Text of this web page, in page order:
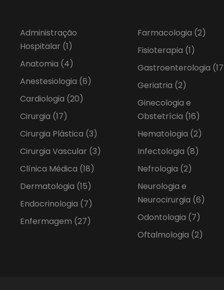
Administração
Hospitalar (1)
Anatomia (4)
Anestesiologia (6)
Cardiologia (20)
Cirurgia (17)
Cirurgia Plástica (3)
Cirurgia Vascular (3)
Clínica Médica (18)
Dermatologia (15)
Endocrinologia (7)
Enfermagem (27)
Farmacologia (2)
Fisioterapia (1)
Gastroenterologia
Geriatria (2)
Ginecologia e
Obstetrícia (16)
Hematologia (2)
Infectologia (8)
Nefrologia (2)
Neurologia e
Neurocirurgia (6)
Odontologia (7)
Oftalmologia (2)